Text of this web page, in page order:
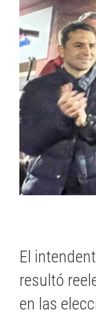
El
resultó
en las